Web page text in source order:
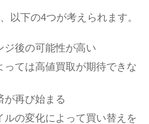
以下の4つが考えられます。
ジ後の可能性が高い
っては高値買取が期待できな
が再び始まる
ルの変化によって買い替えを